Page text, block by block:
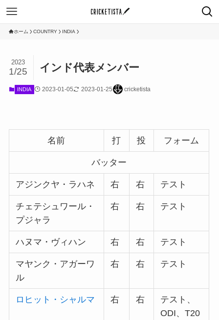
ホーム COUNTRY INDIA
インド代表メンバー
2023
1/25
INDIA 2023-01-05 2023-01-25 cricketista
名前 打 投 フォーム
バッター
アジンクヤ・ラハネ 右 右 テスト
チェテシュワール・
プジャラ
右 右 テスト
ハヌマ・ヴィハン 右 右 テスト
マヤンク・アガーワ
ル
右 右 テスト
ロヒット・シャルマ 右 右
テスト、
ODI、T20